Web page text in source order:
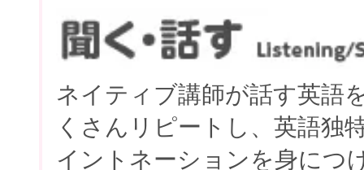
ネイティブ講師が話す英語
くさんリピートし、英語独
イントネーションを身につ